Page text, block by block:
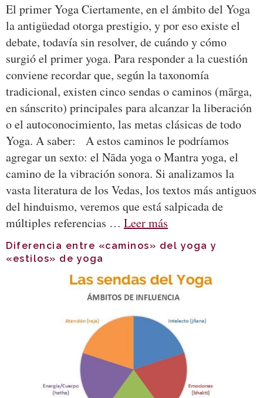
El primer Yoga Ciertamente, en el ámbito del Yoga
la antigüedad otorga prestigio, y por eso existe el
debate, todavía sin resolver, de cuándo y cómo
surgió el primer yoga. Para responder a la cuestión
conviene recordar que, según la taxonomía
tradicional, existen cinco sendas o caminos (mārga,
en sánscrito) principales para alcanzar la liberación
o el autoconocimiento, las metas clásicas de todo
Yoga. A saber: A estos caminos le podríamos
agregar un sexto: el Nāda yoga o Mantra yoga, el
camino de la vibración sonora. Si analizamos la
vasta literatura de los Vedas, los textos más antiguos
del hinduismo, veremos que está salpicada de
múltiples referencias … Leer más
Diferencia entre «caminos» del yoga y
«estilos» de yoga